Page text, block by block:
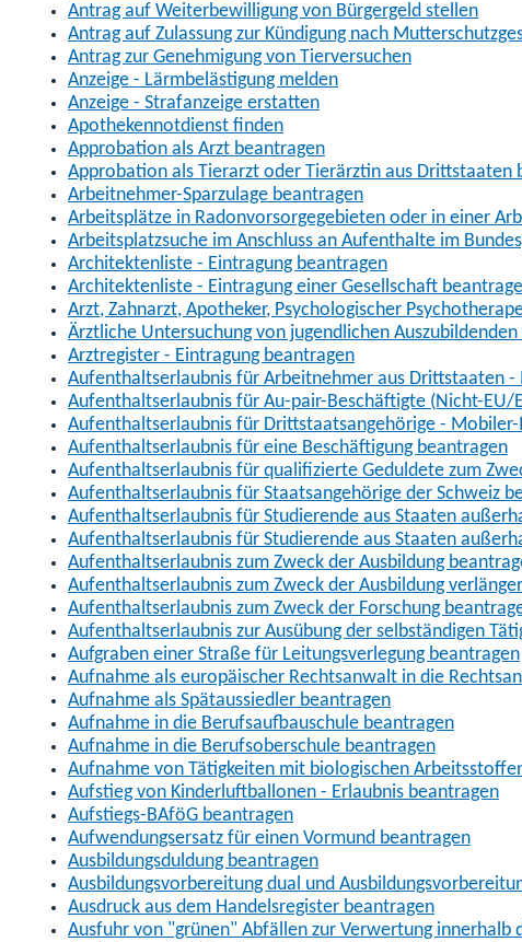
Antrag auf Weiterbewilligung von Bürgergeld stellen
Antrag auf Zulassung zur Kündigung nach
Antrag zur Genehmigung von Tierversuchen
Anzeige - Lärmbelästigung melden
Anzeige - Strafanzeige erstatten
Apothekennotdienst finden
Approbation als Arzt beantragen
Approbation als Tierarzt oder Tierärztin aus Drittstaaten
Arbeitnehmer-Sparzulage beantragen
Arbeitsplätze in Radonvorsorgegebieten oder in einer
Arbeitsplatzsuche im Anschluss an Aufenthalte im
Architektenliste - Eintragung beantragen
Architektenliste - Eintragung einer Gesellschaft
Arzt, Zahnarzt, Apotheker, Psychologischer
Ärztliche Untersuchung von jugendlichen
Arztregister - Eintragung beantragen
Aufenthaltserlaubnis für Arbeitnehmer aus Drittstaaten -
Aufenthaltserlaubnis für Au-pair-Beschäftigte (Nicht-EU/
Aufenthaltserlaubnis für Drittstaatsangehörige - Mobiler-
Aufenthaltserlaubnis für eine Beschäftigung beantragen
Aufenthaltserlaubnis für qualifizierte Geduldete zum
Aufenthaltserlaubnis für Staatsangehörige der Schweiz
Aufenthaltserlaubnis für Studierende aus Staaten
Aufenthaltserlaubnis für Studierende aus Staaten
Aufenthaltserlaubnis zum Zweck der Ausbildung
Aufenthaltserlaubnis zum Zweck der Ausbildung
Aufenthaltserlaubnis zum Zweck der Forschung
Aufenthaltserlaubnis zur Ausübung der selbständigen
Aufgraben einer Straße für Leitungsverlegung beantragen
Aufnahme als europäischer Rechtsanwalt in die
Aufnahme als Spätaussiedler beantragen
Aufnahme in die Berufsaufbauschule beantragen
Aufnahme in die Berufsoberschule beantragen
Aufnahme von Tätigkeiten mit biologischen
Aufstieg von Kinderluftballonen - Erlaubnis beantragen
Aufstiegs-BAföG beantragen
Aufwendungsersatz für einen Vormund beantragen
Ausbildungsduldung beantragen
Ausbildungsvorbereitung dual und
Ausdruck aus dem Handelsregister beantragen
Ausfuhr von "grünen" Abfällen zur Verwertung innerhalb